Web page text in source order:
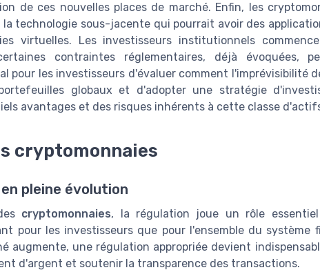
de ces nouvelles places de marché. Enfin, les
la technologie sous-jacente qui pourrait avoir des
virtuelles. Les investisseurs institutionnels
contraintes réglementaires, déjà évoquées,
pour les investisseurs d'évaluer comment l'imprévisibilité
globaux et d'adopter une stratégie
avantages et des risques inhérents à cette classe
cryptomonnaies
pleine évolution
cryptomonnaies, la régulation joue un rôle
pour les investisseurs que pour l'ensemble du système
augmente, une régulation appropriée devient
d'argent et soutenir la transparence des transactions.